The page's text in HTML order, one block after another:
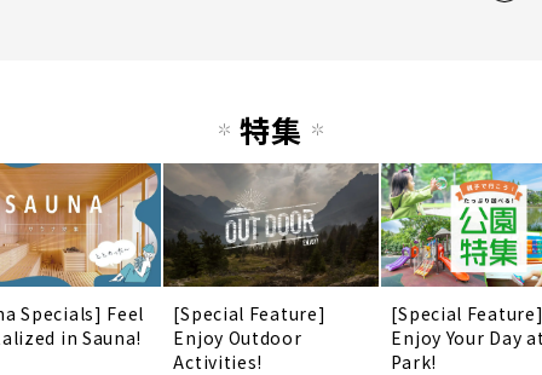
特集
Specials] Feel
in Sauna!
[Special Feature]
Enjoy Outdoor
Activities!
[Special
Enjoy Your Day
Park!